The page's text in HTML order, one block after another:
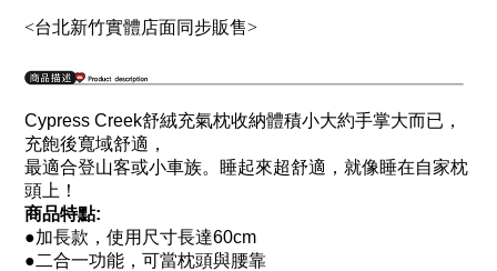
<台北新竹實體店面同步販售>
Cypress Creek舒絨充氣枕收納體積小大約手掌大而已，
充飽後寬域舒適，
最適合登山客或小車族。睡起來超舒適，就像睡在自家枕
頭上！
商品特點:
●加長款，使用尺寸長達60cm
●二合一功能，可當枕頭與腰靠